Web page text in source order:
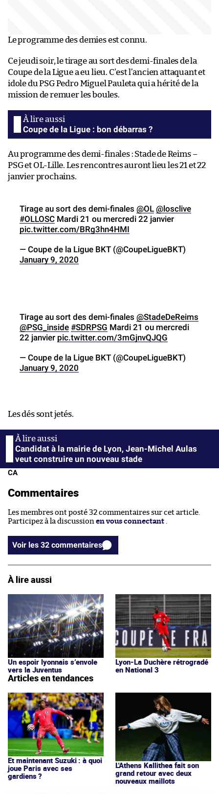
Le programme des demies est connu.
Ce jeudi soir, le tirage au sort des demi-finales de la
Coupe de la Ligue a eu lieu. C’est l’ancien attaquant et
idole du PSG Pedro Miguel Pauleta qui a hérité de la
mission de remuer les boules.
Coupe de la Ligue : bon débarras ?
Au programme des demi-finales : Stade de Reims –
PSG et OL-Lille. Les rencontres auront lieu les 21 et 22
janvier prochains.
Tirage au sort des demi-finales @OL @losclive
#OLLOSC Mardi 21 ou mercredi 22 janvier
pic.twitter.com/BRg3hn4HMI
— Coupe de la Ligue BKT (@CoupeLigueBKT)
January 9, 2020
Tirage au sort des demi-finales @StadeDeReims
@PSG_inside #SDRPSG Mardi 21 ou mercredi
22 janvier pic.twitter.com/3mGjnvQJQG
— Coupe de la Ligue BKT (@CoupeLigueBKT)
January 9, 2020
Les dés sont jetés.
Candidat à la mairie de Lyon, Jean-Michel Aulas
veut construire un nouveau stade
CA
Commentaires
Les membres ont posté 32 commentaires sur cet article.
Participez à la discussion en vous connectant
Voir les 32 commentaires
À lire aussi
Un espoir lyonnais s’envole
vers la Juventus
Lyon-La Duchère rétrogradé
en National 3
Articles en tendances
Et maintenant Suzuki : à quoi
joue Paris avec ses
gardiens ?
L'Athens Kallithea fait son
grand retour avec deux
nouveaux maillots